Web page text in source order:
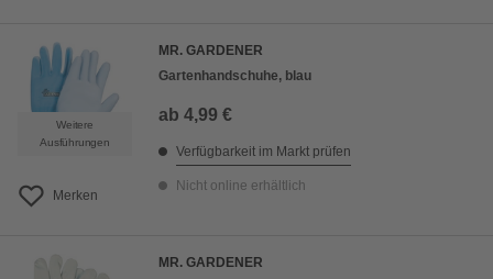
Weitere
Ausführungen
Merken
MR. GARDENER
Gartenhandschuhe, blau
ab 4,99 €
Verfügbarkeit im Markt prüfen
Nicht online erhältlich
MR. GARDENER